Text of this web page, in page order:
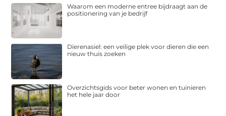
Waarom een moderne entree bijdraagt aan de
positionering van je bedrijf
Dierenasiel: een veilige plek voor dieren die een
nieuw thuis zoeken
Overzichtsgids voor beter wonen en tuinieren
het hele jaar door